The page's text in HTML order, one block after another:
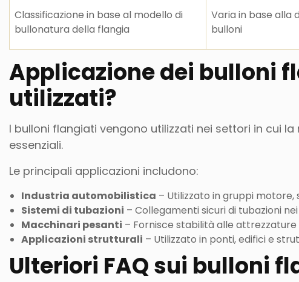
Classificazione in base al modello di
bullonatura della flangia
Varia in base alla
bulloni
Applicazione dei bulloni
utilizzati?
I bulloni flangiati vengono utilizzati nei settori in cui
essenziali.
Le principali applicazioni includono:
Industria automobilistica – Utilizzato in gruppi
Sistemi di tubazioni – Collegamenti sicuri di tubazioni
Macchinari pesanti – Fornisce stabilità alle attrezzature
Applicazioni strutturali – Utilizzato in ponti, edifici e
Ulteriori FAQ sui bulloni